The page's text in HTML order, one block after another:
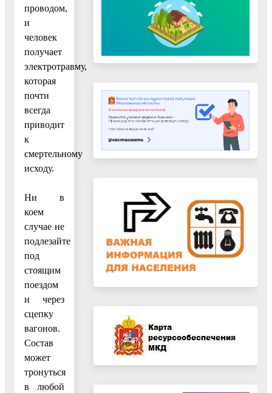
проводом,
и
человек
получает
электротравму,
которая
почти
всегда
приводит
к
смертельному
исходу.
Ни в
коем
случае не
подлезайте
под
стоящим
поездом
и через
сцепку
вагонов.
Состав
может
тронуться
в любой